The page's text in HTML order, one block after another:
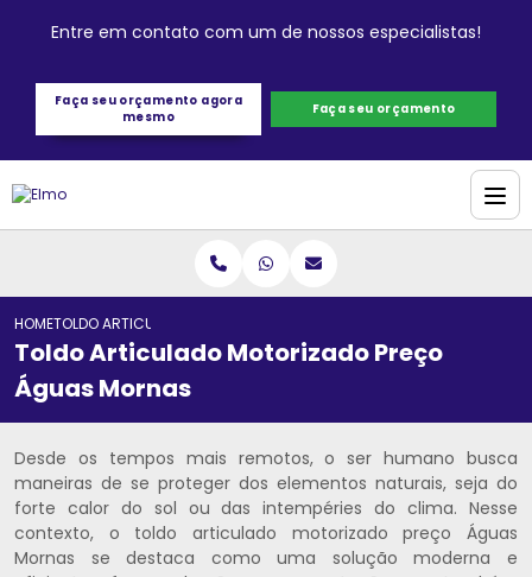
Entre em contato com um de nossos especialistas!
Faça seu orçamento agora
mesmo
Faça seu orçamento
HOMETOLDO ARTICULADO MOTORIZADO PREÇO ÁGUAS MORNAS
Toldo Articulado Motorizado Preço
Águas Mornas
Desde os tempos mais remotos, o ser humano busca
maneiras de se proteger dos elementos naturais, seja do
forte calor do sol ou das intempéries do clima. Nesse
contexto, o toldo articulado motorizado preço Águas
Mornas se destaca como uma solução moderna e